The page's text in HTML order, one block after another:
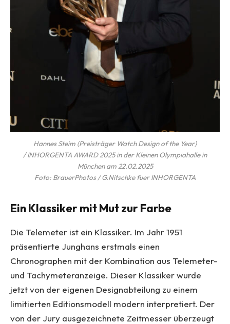
Hannes Steim (Preisträger Watch Design of the Year)
/ INHORGENTA AWARD 2025 in der Kleinen Olympiahalle in
München am 22.02.2025
Foto: BrauerPhotos / G.Nitschke fuer INHORGENTA
Ein Klassiker mit Mut zur Farbe
Die Telemeter ist ein Klassiker. Im Jahr 1951
präsentierte Junghans erstmals einen
Chronographen mit der Kombination aus Telemeter-
und Tachymeteranzeige. Dieser Klassiker wurde
jetzt von der eigenen Designabteilung zu einem
limitierten Editionsmodell modern interpretiert. Der
von der Jury ausgezeichnete Zeitmesser überzeugt